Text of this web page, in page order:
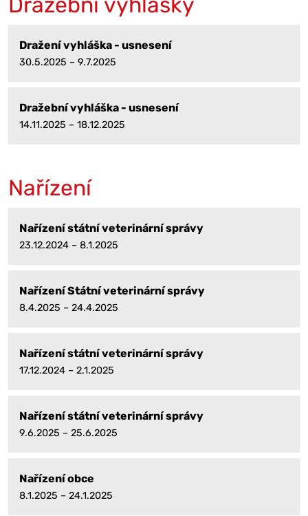
Dražení vyhláška - usnesení
30.5.2025 – 9.7.2025
Dražební vyhláška - usnesení
14.11.2025 – 18.12.2025
Nařízení
Nařízení státní veterinární správy
23.12.2024 – 8.1.2025
Nařízení Státní veterinární správy
8.4.2025 – 24.4.2025
Nařízení státní veterinární správy
17.12.2024 – 2.1.2025
Nařízení státní veterinární správy
9.6.2025 – 25.6.2025
Nařízení obce
8.1.2025 – 24.1.2025